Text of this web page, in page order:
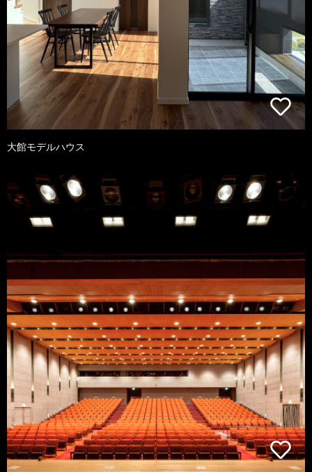
大館モデルハウス